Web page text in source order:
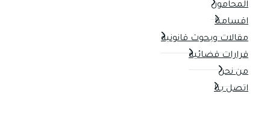
المحامون
اقسامنا
مقالات وبحوث قانونية
قرارات قضائية
من نحن
اتصل بنا